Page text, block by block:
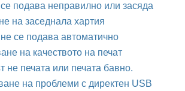
подава неправилно или засяда
на заседнала хартия
се подава автоматично
на качеството на печат
не печата или печата бавно.
на проблеми с директен USB